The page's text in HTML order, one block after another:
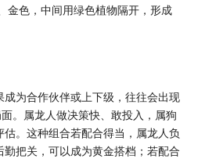
金色，中间用绿色植物隔开，形成
为合作伙伴或上下级，往往会出现
。属龙人做决策快、敢投入，属狗
估。这种组合若配合得当，属龙人负
把关，可以成为黄金搭档；若配合